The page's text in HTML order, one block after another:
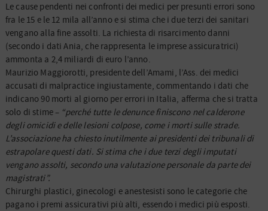
Le cause pendenti nei confronti dei medici per presunti errori sono
fra le 15 e le 12 mila all’anno e si stima che i due terzi dei sanitari
vengano alla fine assolti. La richiesta di risarcimento danni
(secondo i dati Ania, che rappresenta le imprese assicuratrici)
ammonta a 2,4 miliardi di euro l’anno.
Maurizio Maggiorotti, presidente dell’Amami, l’Ass. dei medici
accusati di malpractice ingiustamente, commentando i dati che
indicano 90 morti al giorno per errori in Italia, afferma che si tratta
solo di stime – “perché tutte le denunce finiscono nel calderone
degli omicidi e delle lesioni colpose, come i morti sulle strade.
L’associazione ha chiesto inutilmente ai presidenti dei tribunali di
estrapolare questi dati. Si stima che i due terzi degli imputati
vengano assolti, secondo una valutazione personale da parte dei
magistrati”.
Chirurghi plastici, ginecologi e anestesisti sono le categorie che
pagano i premi assicurativi più alti, essendo i medici più esposti.